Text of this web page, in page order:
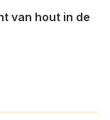
van hout in de